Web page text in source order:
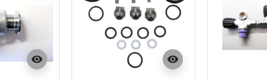
visibility visibility